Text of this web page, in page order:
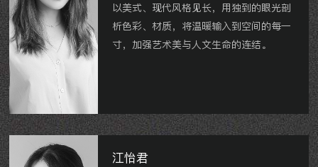
以美式、现代风格见长，用独到的眼光剖
析色彩、材质，将温暖输入到空间的每一
寸，加强艺术美与人文生命的连结。
九洲君玺 龙洲伊都 泰和之春等。
江怡君